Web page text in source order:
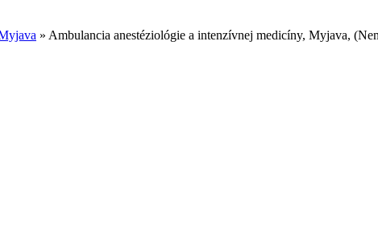
» Ambulancia anestéziológie a intenzívnej medicíny, Myjava,